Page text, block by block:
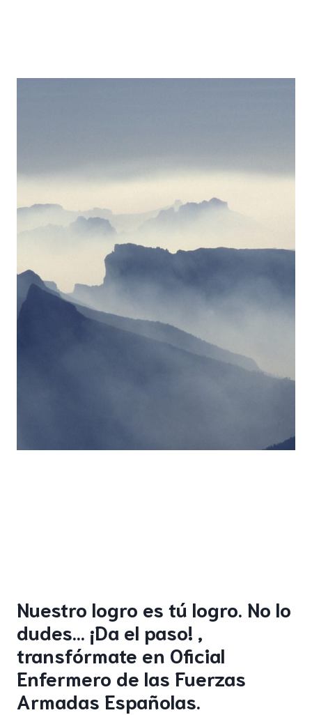
Nuestro logro es tú logro. No lo
dudes… ¡Da el paso! ,
transfórmate en Oficial
Enfermero de las Fuerzas
Armadas Españolas.